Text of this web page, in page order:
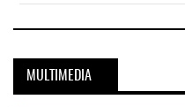
MULTIMEDIA